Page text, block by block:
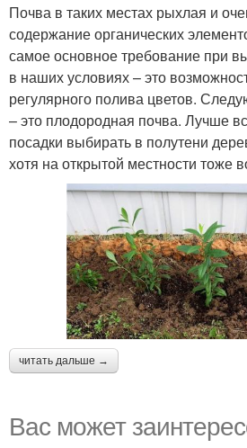
Почва в таких местах рыхлая и
содержание органических
самое основное требование при
в наших условиях – это
регулярного полива цветов.
– это плодородная почва. Лучше
посадки выбирать в полутени
хотя на открытой местности тоже
читать дальше →
Вас может